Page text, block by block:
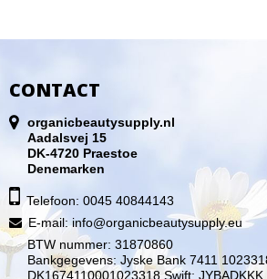
CONTACT
organicbeautysupply.nl
Aadalsvej 15
DK-4720 Praestoe
Denemarken
Telefoon: 0045 40844143
E-mail: info@organicbeautysupply.eu
BTW nummer: 31870860
Bankgegevens: Jyske Bank 7411
DK1674110001023318 Swift: JYBADKKK